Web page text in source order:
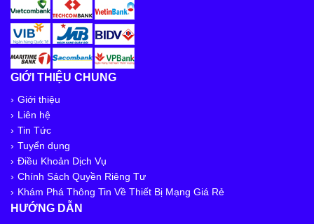
GIỚI THIỆU CHUNG
Giới thiệu
Liên hệ
Tin Tức
Tuyển dụng
Điều Khoản Dịch Vụ
Chính Sách Quyền Riêng Tư
Khám Phá Thông Tin Về Thiết Bị Mạng Giá Rẻ
HƯỚNG DẪN